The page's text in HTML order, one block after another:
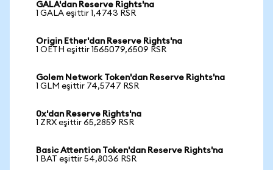
GALA'dan Reserve Rights'na
1 GALA eşittir 1,4743 RSR
Origin Ether'dan Reserve Rights'na
1 OETH eşittir 1565079,6509 RSR
Golem Network Token'dan Reserve Rights'na
1 GLM eşittir 74,5747 RSR
0x'dan Reserve Rights'na
1 ZRX eşittir 65,2859 RSR
Basic Attention Token'dan Reserve Rights'na
1 BAT eşittir 54,8036 RSR